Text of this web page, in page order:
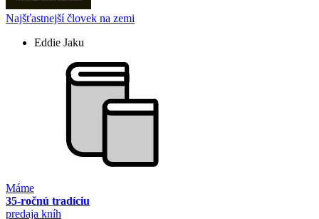
Najšťastnejší človek na zemi
Eddie Jaku
Máme
35-ročnú tradíciu
predaja kníh